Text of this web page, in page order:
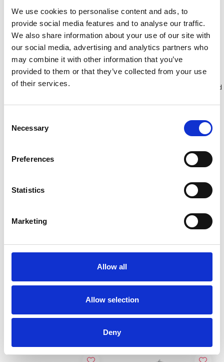
We use cookies to personalise content and ads, to
provide social media features and to analyse our traffic.
We also share information about your use of our site with
our social media, advertising and analytics partners who
may combine it with other information that you’ve
provided to them or that they’ve collected from your use
of their services.
Selection
Necessary
Preferences
Statistics
Marketing
Allow all
Allow selection
Deny
€1.589,00 €1.969,01
Excl. Btw
Bekijk product
€1.579,00 €1.954,21
Btw
Bekijk product
Meer dan 10.000 tevreden
Gratis verzending in Nederland
ASC rolsteiger AGS Pro
enkelzijdig 135 x 190 x 5,2
€1.969,00 €2.440,37
ASC rolsteiger AGS Pro
dubbelzijdig 135 x 190 x
5,2 m werkhoogte
€2.459,00 €3.052,22